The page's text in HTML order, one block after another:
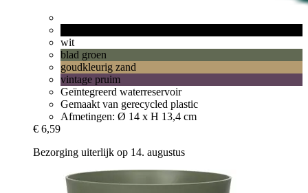
wit
blad groen
goudkleurig zand
vintage pruim
Geïntegreerd waterreservoir
Gemaakt van gerecycled plastic
Afmetingen: Ø 14 x H 13,4 cm
€ 6,59
Bezorging uiterlijk op 14. augustus